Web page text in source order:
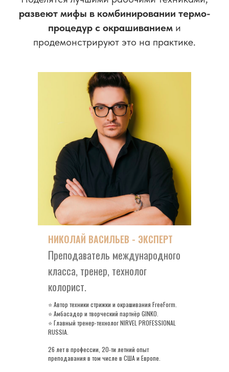
развеют мифы в комбинировании термо-
процедур с окрашиванием и
продемонстрируют это на практике.
НИКОЛАЙ ВАСИЛЬЕВ - ЭКСПЕРТ
Преподаватель международного
класса, тренер, технолог
колорист.
⭐Автор техники стрижки и окрашивания FreeForm.
⭐Амбасадор и творческий партнёр GINKO.
⭐Главный тренер-технолог NIRVEL PROFESSIONAL
RUSSIA.
26 лет в профессии, 20-ти летний опыт
преподавания в том числе в США и Европе.